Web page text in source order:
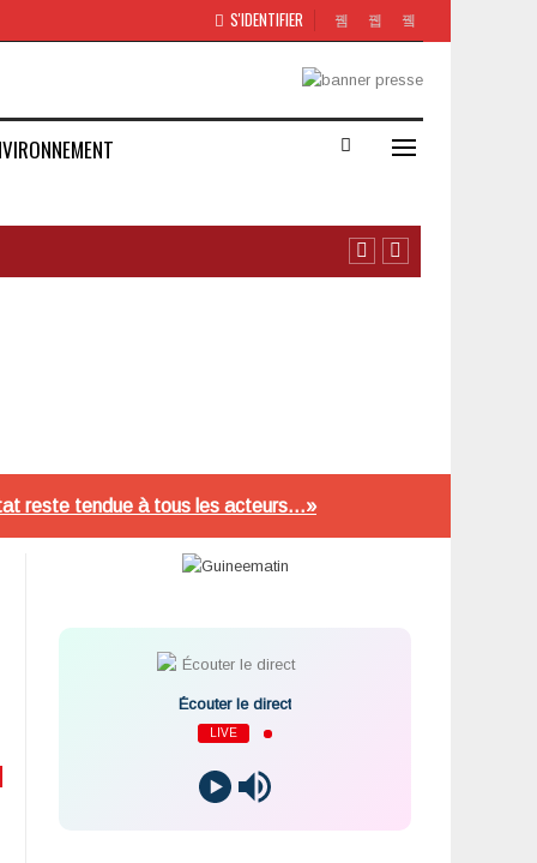
S'IDENTIFIER
reste tendue à tous les acteurs…»
Écouter le direct
LIVE